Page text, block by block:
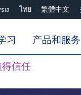
ไทย 繁體中文
信任
习 产品和服务